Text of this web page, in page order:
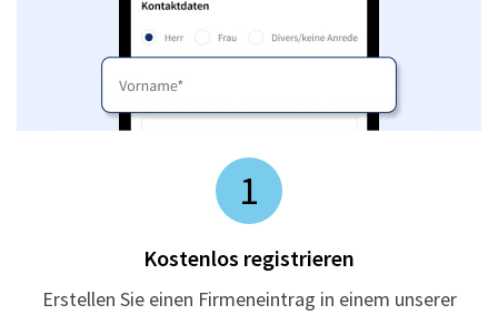
1
Kostenlos registrieren
Erstellen Sie einen Firmeneintrag in einem unserer